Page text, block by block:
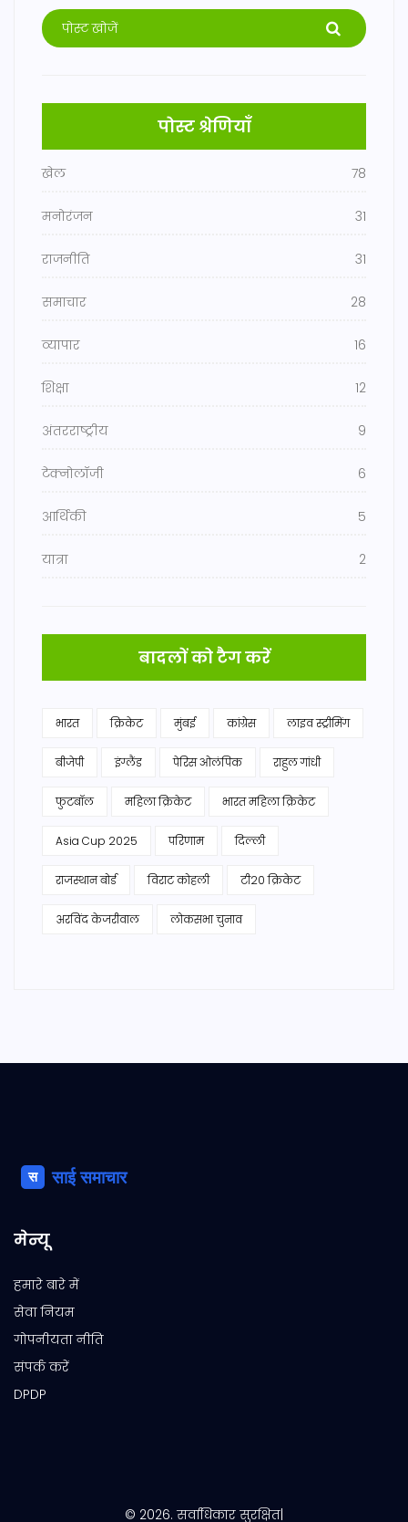
पोस्ट श्रेणियाँ
खेल 78
मनोरंजन 31
राजनीति 31
समाचार 28
व्यापार 16
शिक्षा 12
अंतरराष्ट्रीय 9
टेक्नोलॉजी 6
आर्थिकी 5
यात्रा 2
बादलों को टैग करें
भारत क्रिकेट मुंबई कांग्रेस लाइव स्ट्रीमिंग
बीजेपी इंग्लैंड पेरिस ओलंपिक राहुल गांधी
फुटबॉल महिला क्रिकेट भारत महिला क्रिकेट
Asia Cup 2025 परिणाम दिल्ली
राजस्थान बोर्ड विराट कोहली टी20 क्रिकेट
अरविंद केजरीवाल लोकसभा चुनाव
मेन्यू
हमारे बारे में
सेवा नियम
गोपनीयता नीति
संपर्क करें
DPDP
© 2026. सर्वाधिकार सुरक्षित|